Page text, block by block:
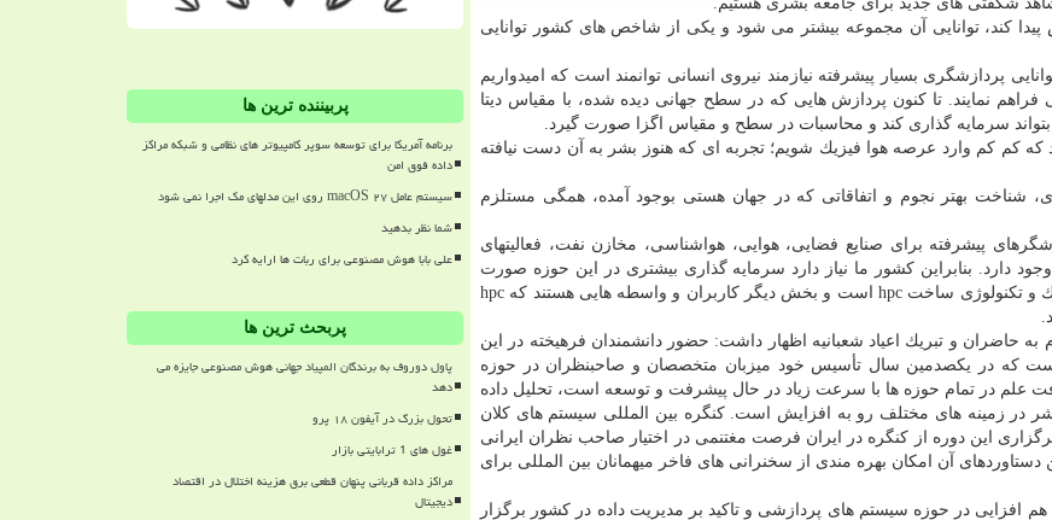
كند، توانایی آن مجموعه بیشتر می شود و یكی از شاخص های كشور توانایی
پردازشگری بسیار پیشرفته نیازمند نیروی انسانی توانمند است كه امیدواریم
نمایند. تا كنون پردازش هایی كه در سطح جهانی دیده شده، با مقیاس دیتا
سرمایه گذاری كند و محاسبات در سطح و مقیاس اگزا صورت گیرد.
كه كم كم وارد عرصه هوا فیزیك شویم؛ تجربه ای كه هنوز بشر به آن دست نیافته
شناخت بهتر نجوم و اتفاقاتی كه در جهان هستی بوجود آمده، همگی مستلزم
پیشرفته برای صنایع فضایی، هوایی، هواشناسی، مخازن نفت، فعالیتهای
دارد. بنابراین كشور ما نیاز دارد سرمایه گذاری بیشتری در این حوزه صورت
گیرد و باید در دو بخش سرمایه گذاری شود؛ بخشی شامل تكنیك و تكنولوژی ساخت hpc است و بخش دیگر كاربران و واسطه هایی هستند كه hpc
و تبریك اعیاد شعبانیه اظهار داشت: حضور دانشمندان فرهیخته در این
كه در یكصدمین سال تأسیس خود میزبان متخصصان و صاحبنظران در حوزه
علم در تمام حوزه ها با سرعت زیاد در حال پیشرفت و توسعه است، تحلیل داده
در زمینه های مختلف رو به افزایش است. كنگره بین المللی سیستم های كلان
كلان داده ها سابقه ۲۶ ساله دارد و برگزاری این دوره از كنگره در ایران فرصت مغتنمی در اختیار صاحب نظران ایرانی
آن امكان بهره مندی از سخنرانی های فاخر میهمانان بین المللی برای
هم افزایی در حوزه سیستم های پردازشی و تاكید بر مدیریت داده در كشور برگزار
پربیننده ترین ها
برنامه آمریکا برای توسعه سوپر کامپیوتر های نظامی و شبکه مراکز
داده فوق امن
سیستم عامل macOS ۲۷ روی این مدلهای مک اجرا نمی شود
شما نظر بدهید
علی بابا هوش مصنوعی برای ربات ها ارایه کرد
پربحث ترین ها
پاول دوروف به برندگان المپیاد جهانی هوش مصنوعی جایزه می
دهد
تحول بزرگ در آیفون ۱۸ پرو
غول های 1 ترابایتی بازار
مراکز داده قربانی پنهان قطعی برق هزینه اختلال در اقتصاد
دیجیتال